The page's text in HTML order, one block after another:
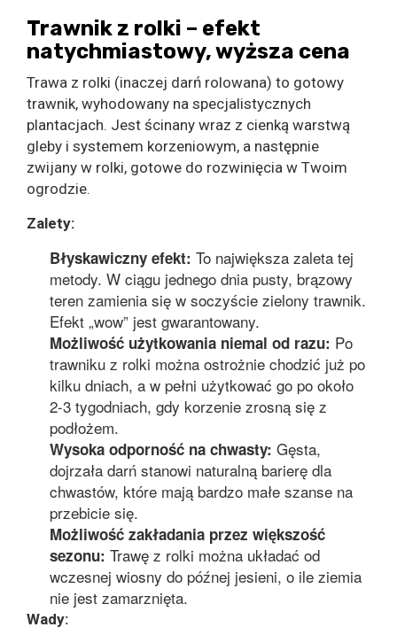
Trawnik z rolki – efekt
natychmiastowy, wyższa cena
Trawa z rolki (inaczej darń rolowana) to gotowy
trawnik, wyhodowany na specjalistycznych
plantacjach. Jest ścinany wraz z cienką warstwą
gleby i systemem korzeniowym, a następnie
zwijany w rolki, gotowe do rozwinięcia w Twoim
ogrodzie.
Zalety:
Błyskawiczny efekt: To największa zaleta tej
metody. W ciągu jednego dnia pusty, brązowy
teren zamienia się w soczyście zielony trawnik.
Efekt „wow” jest gwarantowany.
Możliwość użytkowania niemal od razu: Po
trawniku z rolki można ostrożnie chodzić już po
kilku dniach, a w pełni użytkować go po około
2-3 tygodniach, gdy korzenie zrosną się z
podłożem.
Wysoka odporność na chwasty: Gęsta,
dojrzała darń stanowi naturalną barierę dla
chwastów, które mają bardzo małe szanse na
przebicie się.
Możliwość zakładania przez większość
sezonu: Trawę z rolki można układać od
wczesnej wiosny do późnej jesieni, o ile ziemia
nie jest zamarznięta.
Wady: